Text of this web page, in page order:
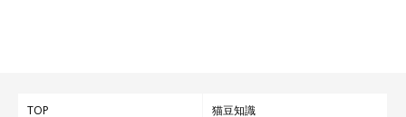
TOP 猫豆知識